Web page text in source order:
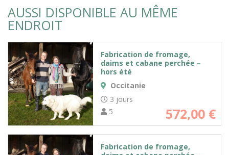
AUSSI DISPONIBLE AU MÊME
ENDROIT
Fabrication de fromage,
daims et cabane perchée –
hors été
Occitanie
3 jours
5
572,00 €
Fabrication de fromage,